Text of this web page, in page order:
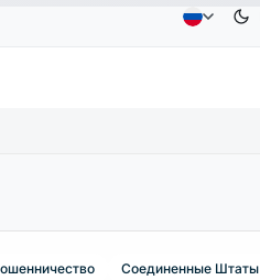
0,3264 $ ↓0.30%
Свяжитесь с намиО сайте
Соединенные Штаты